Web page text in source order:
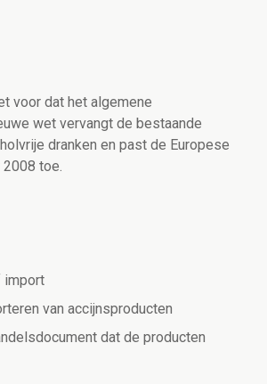
voor dat het algemene
wet vervangt de bestaande
dranken en past de Europese
toe.
import
van accijnsproducten
dat de producten